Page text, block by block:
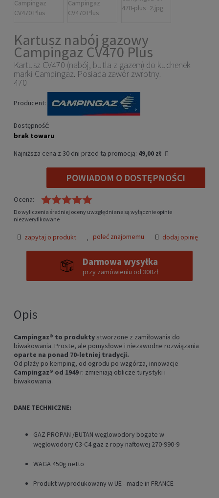
Kartusz nabój gazowy
Campingaz CV470 Plus
Kartusz CV470 (nabój, butla z gazem) do kuchenek
marki Campingaz. Posiada zawór zwrotny.
470
Producent:
Dostępność:
brak towaru
Najniższa cena z 30 dni przed tą promocją: 49,00 zł
Jeżeli produkt jest sprzedawany krócej niż 30 dni, wyświetlana
jest najniższa cena od momentu, kiedy produkt pojawił się w
sprzedaży.
POWIADOM O DOSTĘPNOŚCI
Ocena:
Do wyliczenia średniej oceny uwzględniane są wyłącznie opinie
niezweryfikowane
zapytaj o produkt poleć znajomemu dodaj opinię
Darmowa wysyłka
przy zamówieniu od 300zł
Opis
Campingaz® to produkty stworzone z zamiłowania do
biwakowania. Proste, ale pomysłowe i niezawodne rozwiązania
oparte na ponad 70-letniej tradycji.
Od plaży po kemping, od ogrodu po wzgórza, innowacje
Campingaz® od 1949 r. zmieniają oblicze turystyki i
biwakowania.
DANE TECHNICZNE:
GAZ PROPAN /BUTAN węglowodory bogate w
węglowodory C3-C4 gaz z ropy naftowej 270-990-9
WAGA 450g netto
Produkt wyprodukowany w UE - made in FRANCE